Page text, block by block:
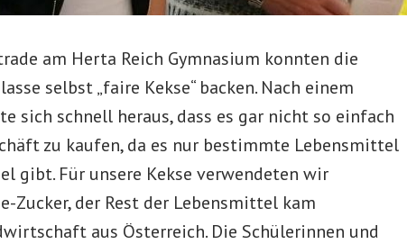
am Herta Reich Gymnasium konnten die
selbst „faire Kekse“ backen. Nach einem
sich schnell heraus, dass es gar nicht so einfach
zu kaufen, da es nur bestimmte Lebensmittel
gibt. Für unsere Kekse verwendeten wir
Zucker, der Rest der Lebensmittel kam
aus Österreich. Die Schülerinnen und